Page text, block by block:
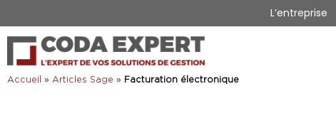
L’entreprise
Accueil » Articles Sage » Facturation électronique
Ajoutez votre titre ici